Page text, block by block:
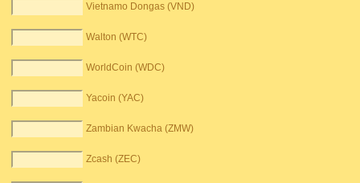
Vietnamo Dongas (VND)
Walton (WTC)
WorldCoin (WDC)
Yacoin (YAC)
Zambian Kwacha (ZMW)
Zcash (ZEC)